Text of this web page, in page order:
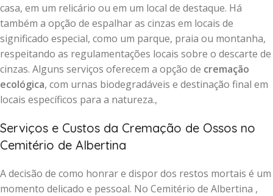
casa, em um relicário ou em um local de destaque. Há
também a opção de espalhar as cinzas em locais de
significado especial, como um parque, praia ou montanha,
respeitando as regulamentações locais sobre o descarte de
cinzas. Alguns serviços oferecem a opção de cremação
ecológica, com urnas biodegradáveis e destinação final em
locais específicos para a natureza.,
Serviços e Custos da Cremação de Ossos no
Cemitério de Albertina
A decisão de como honrar e dispor dos restos mortais é um
momento delicado e pessoal. No Cemitério de Albertina ,